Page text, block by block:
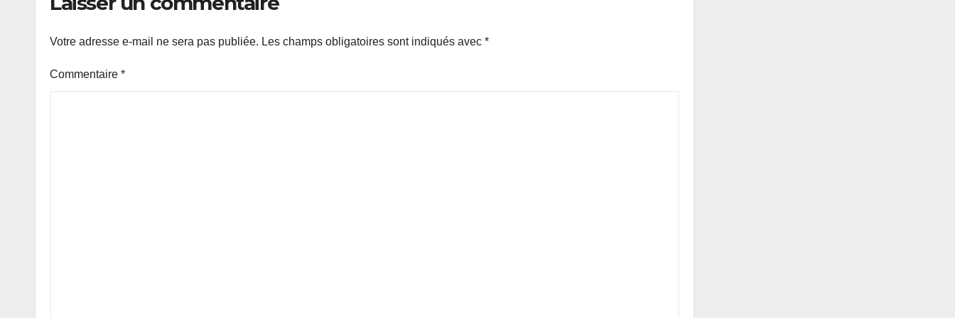
Votre adresse e-mail ne sera pas publiée. Les champs obligatoires sont indiqués avec *
Commentaire *